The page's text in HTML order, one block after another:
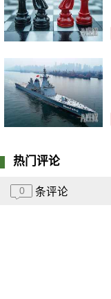
热门评论
0 条评论